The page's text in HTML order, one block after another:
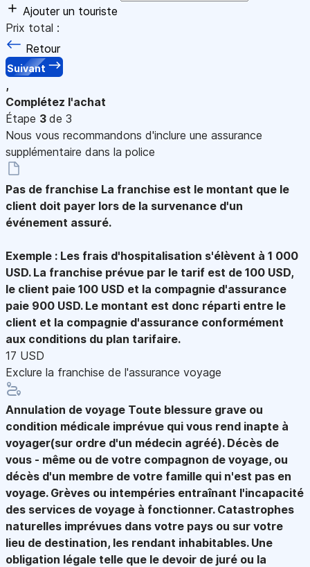
Ajouter un touriste
Prix total :
Retour
Suivant
,
Complétez l'achat
Étape 3 de 3
Nous vous recommandons d'inclure une assurance
supplémentaire dans la police
Pas de franchise La franchise est le montant que le
client doit payer lors de la survenance d'un
événement assuré.
Exemple : Les frais d'hospitalisation s'élèvent à 1 000
USD. La franchise prévue par le tarif est de 100 USD,
le client paie 100 USD et la compagnie d'assurance
paie 900 USD. Le montant est donc réparti entre le
client et la compagnie d'assurance conformément
aux conditions du plan tarifaire.
17 USD
Exclure la franchise de l'assurance voyage
Annulation de voyage Toute blessure grave ou
condition médicale imprévue qui vous rend inapte à
voyager(sur ordre d'un médecin agréé). Décès de
vous - même ou de votre compagnon de voyage, ou
décès d'un membre de votre famille qui n'est pas en
voyage. Grèves ou intempéries entraînant l'incapacité
des services de voyage à fonctionner. Catastrophes
naturelles imprévues dans votre pays ou sur votre
lieu de destination, les rendant inhabitables. Une
obligation légale telle que le devoir de juré ou la